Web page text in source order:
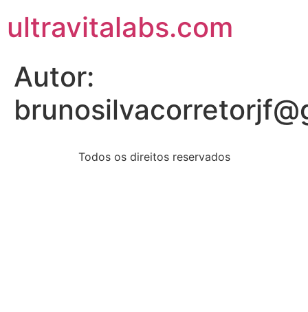
ultravitalabs.com
Autor:
Todos os direitos reservados